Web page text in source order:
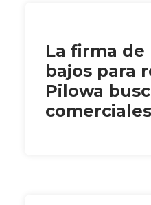
La firma
bajos para
Pilowa
comerciales